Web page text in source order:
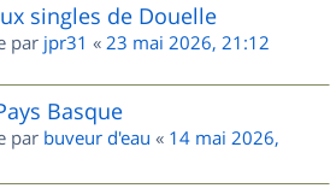
singles de Douelle
par jpr31 « 23 mai 2026, 21:12
Basque
par buveur d'eau « 14 mai 2026,